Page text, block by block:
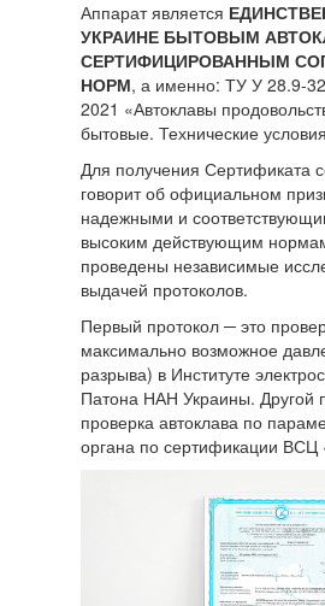
Аппарат является
УКРАИНЕ БЫТОВЫМ
СЕРТИФИЦИРОВАННЫМ
НОРМ, а именно: ТУ У 28.9-
2021 «Автоклавы
бытовые. Технические
Для получения Сертификата
говорит об официальном
надежными и
высоким действующим
проведены независимые
выдачей протоколов.
Первый протокол ─ это
максимально возможное
разрыва) в Институте
Патона НАН Украины. Другой
проверка автоклава по
органа по сертификации ВСЦ